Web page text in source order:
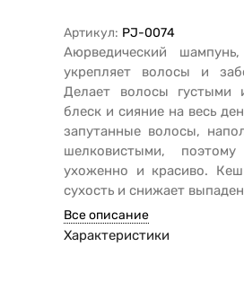
Артикул: PJ-0074
Аюрведический
укрепляет волосы и
Делает волосы густыми
блеск и сияние на весь
запутанные волосы,
шелковистыми,
ухоженно и красиво.
сухость и снижает
Все описание
Характеристики